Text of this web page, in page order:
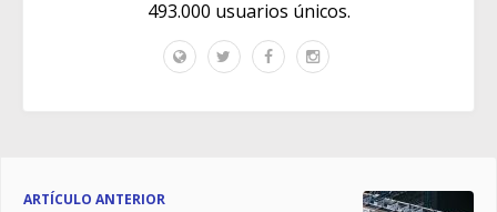
493.000 usuarios únicos.
ARTÍCULO ANTERIOR